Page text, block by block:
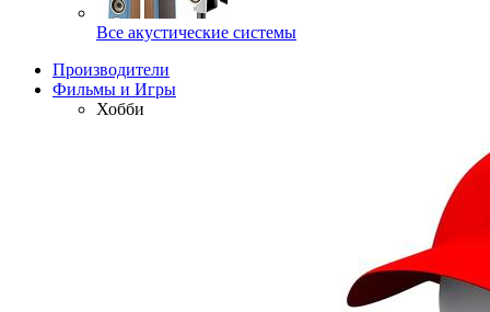
Все акустические системы
Производители
Фильмы и Игры
Хобби